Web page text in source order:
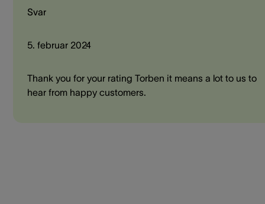
Svar
5. februar 2024
Thank you for your rating Torben it means a lot to us to
hear from happy customers.